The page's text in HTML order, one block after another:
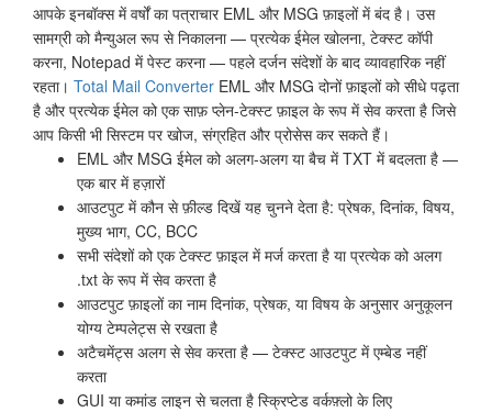
आपके इनबॉक्स में वर्षों का पत्राचार EML और MSG फ़ाइलों में बंद है। उस
सामग्री को मैन्युअल रूप से निकालना — प्रत्येक ईमेल खोलना, टेक्स्ट कॉपी
करना, Notepad में पेस्ट करना — पहले दर्जन संदेशों के बाद व्यावहारिक नहीं
रहता। Total Mail Converter EML और MSG दोनों फ़ाइलों को सीधे पढ़ता
है और प्रत्येक ईमेल को एक साफ़ प्लेन-टेक्स्ट फ़ाइल के रूप में सेव करता है जिसे
आप किसी भी सिस्टम पर खोज, संग्रहित और प्रोसेस कर सकते हैं।
EML और MSG ईमेल को अलग-अलग या बैच में TXT में बदलता है —
एक बार में हज़ारों
आउटपुट में कौन से फ़ील्ड दिखें यह चुनने देता है: प्रेषक, दिनांक, विषय,
मुख्य भाग, CC, BCC
सभी संदेशों को एक टेक्स्ट फ़ाइल में मर्ज करता है या प्रत्येक को अलग
.txt के रूप में सेव करता है
आउटपुट फ़ाइलों का नाम दिनांक, प्रेषक, या विषय के अनुसार अनुकूलन
योग्य टेम्पलेट्स से रखता है
अटैचमेंट्स अलग से सेव करता है — टेक्स्ट आउटपुट में एम्बेड नहीं
करता
GUI या कमांड लाइन से चलता है स्क्रिप्टेड वर्कफ़्लो के लिए